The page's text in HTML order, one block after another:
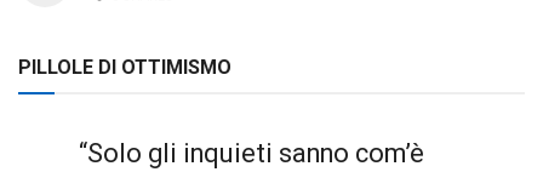
PILLOLE DI OTTIMISMO
“Solo gli inquieti sanno com’è